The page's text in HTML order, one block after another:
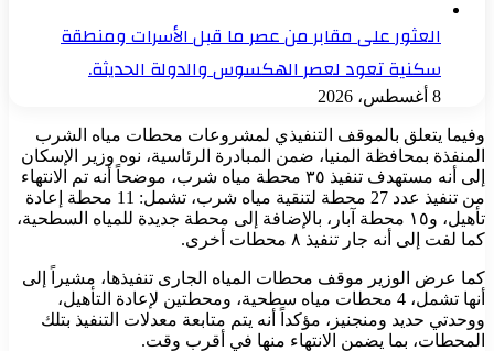
العثور على مقابر من عصر ما قبل الأسرات ومنطقة
سكنية تعود لعصر الهكسوس والدولة الحديثة.
8 أغسطس، 2026
وفيما يتعلق بالموقف التنفيذي لمشروعات محطات مياه الشرب
المنفذة بمحافظة المنيا، ضمن المبادرة الرئاسية، نوه وزير الإسكان
إلى أنه مستهدف تنفيذ ٣٥ محطة مياه شرب، موضحاً أنه تم الانتهاء
من تنفيذ عدد 27 محطة لتنقية مياه شرب، تشمل: 11 محطة إعادة
تأهيل، و١٥ محطة آبار، بالإضافة إلى محطة جديدة للمياه السطحية،
كما لفت إلى أنه جار تنفيذ ٨ محطات أخرى.
كما عرض الوزير موقف محطات المياه الجارى تنفيذها، مشيراً إلى
أنها تشمل، 4 محطات مياه سطحية، ومحطتين لإعادة التأهيل،
ووحدتي حديد ومنجنيز، مؤكداً أنه يتم متابعة معدلات التنفيذ بتلك
المحطات، بما يضمن الانتهاء منها في أقرب وقت.